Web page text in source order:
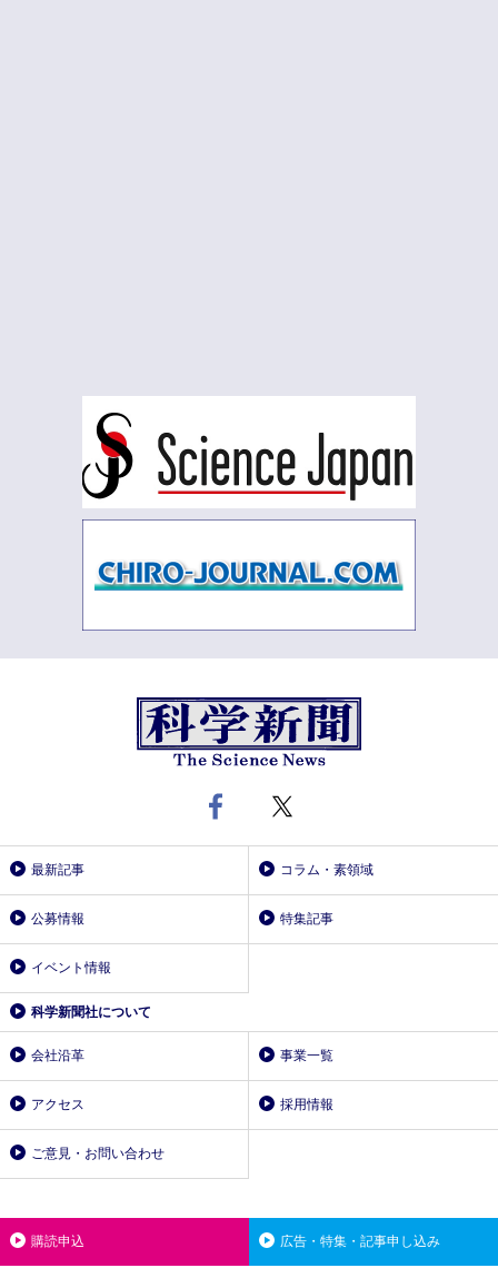
最新記事 コラム・素領域
公募情報 特集記事
イベント情報
科学新聞社について
会社沿革 事業一覧
アクセス 採用情報
ご意見・お問い合わせ
購読申込 広告・特集・記事申し込み